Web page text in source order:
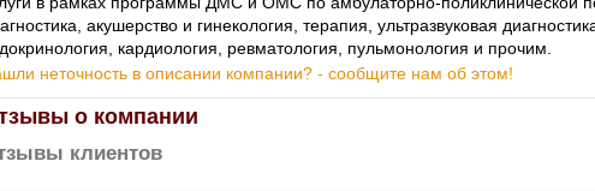
акушерство и гинекология, терапия, ультразвуковая
кардиология, ревматология, пульмонология и прочим.
неточность в описании компании? - сообщите нам об этом!
о компании
клиентов